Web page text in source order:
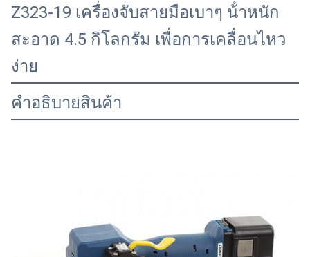
Z323-19 เครื่องจับสายมือเบาๆ น้ําหนัก
สะอาด 4.5 กิโลกรัม เพื่อการเคลื่อนไหว
ง่าย
คําอธิบายสินค้า